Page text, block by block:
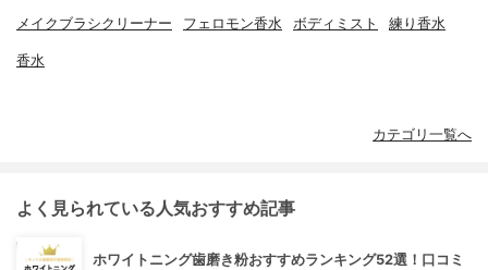
メイクブラシクリーナー フェロモン香水 ボディミスト 練り香水
香水
カテゴリ一覧へ
よく見られている人気おすすめ記事
ホワイトニング歯磨き粉おすすめランキング52選！口コミ